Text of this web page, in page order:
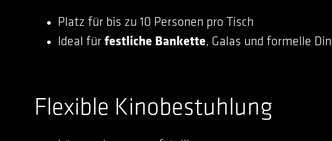
Platz für bis zu 10 Personen pro Tisch
Ideal für festliche Bankette, Galas und formelle
Flexible Kinobestuhlung